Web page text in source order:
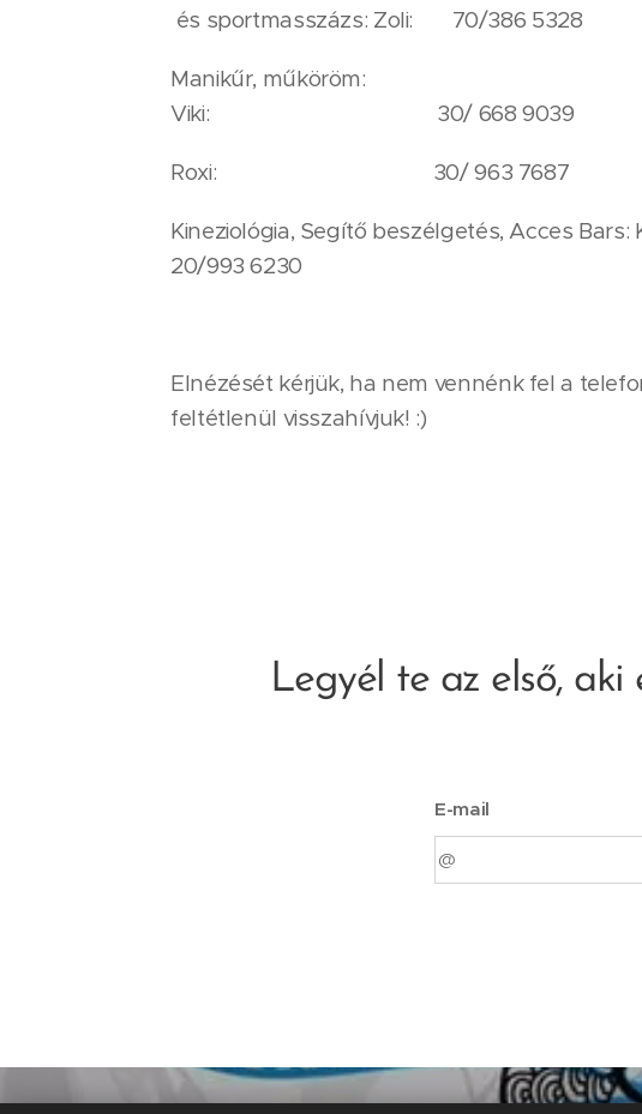
és sportmasszázs: Zoli: 70/386 5328
Manikűr, műköröm:
Viki: 30/ 668 9039
Roxi: 30/ 963 7687
Kineziológia, Segítő beszélgetés,
20/993 6230
Elnézését kérjük, ha nem vennénk fel a
feltétlenül visszahívjuk! :)
Legyél te az első, aki
E-mail